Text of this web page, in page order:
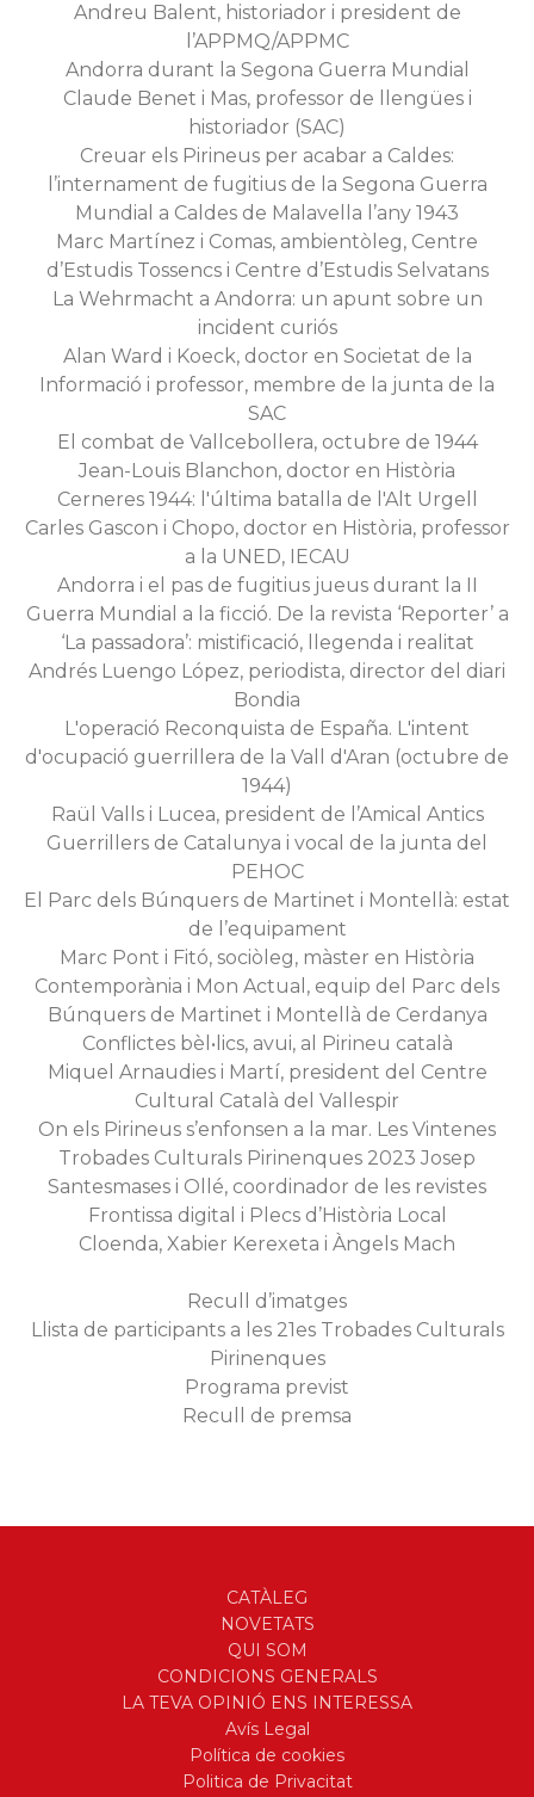
Andreu Balent, historiador i president de
l’APPMQ/APPMC
Andorra durant la Segona Guerra Mundial
Claude Benet i Mas, professor de llengües i
historiador (SAC)
Creuar els Pirineus per acabar a Caldes:
l’internament de fugitius de la Segona Guerra
Mundial a Caldes de Malavella l’any 1943
Marc Martínez i Comas, ambientòleg, Centre
d’Estudis Tossencs i Centre d’Estudis Selvatans
La Wehrmacht a Andorra: un apunt sobre un
incident curiós
Alan Ward i Koeck, doctor en Societat de la
Informació i professor, membre de la junta de la
SAC
El combat de Vallcebollera, octubre de 1944
Jean-Louis Blanchon, doctor en Història
Cerneres 1944: l'última batalla de l'Alt Urgell
Carles Gascon i Chopo, doctor en Història, professor
a la UNED, IECAU
Andorra i el pas de fugitius jueus durant la II
Guerra Mundial a la ficció. De la revista ‘Reporter’ a
‘La passadora’: mistificació, llegenda i realitat
Andrés Luengo López, periodista, director del diari
Bondia
L'operació Reconquista de España. L'intent
d'ocupació guerrillera de la Vall d'Aran (octubre de
1944)
Raül Valls i Lucea, president de l’Amical Antics
Guerrillers de Catalunya i vocal de la junta del
PEHOC
El Parc dels Búnquers de Martinet i Montellà: estat
de l’equipament
Marc Pont i Fitó, sociòleg, màster en Història
Contemporània i Mon Actual, equip del Parc dels
Búnquers de Martinet i Montellà de Cerdanya
Conflictes bèl•lics, avui, al Pirineu català
Miquel Arnaudies i Martí, president del Centre
Cultural Català del Vallespir
On els Pirineus s’enfonsen a la mar. Les Vintenes
Trobades Culturals Pirinenques 2023 Josep
Santesmases i Ollé, coordinador de les revistes
Frontissa digital i Plecs d’Història Local
Cloenda, Xabier Kerexeta i Àngels Mach
Recull d’imatges
Llista de participants a les 21es Trobades Culturals
Pirinenques
Programa previst
Recull de premsa
CATÀLEG
NOVETATS
QUI SOM
CONDICIONS GENERALS
LA TEVA OPINIÓ ENS INTERESSA
Avís Legal
Política de cookies
Politica de Privacitat